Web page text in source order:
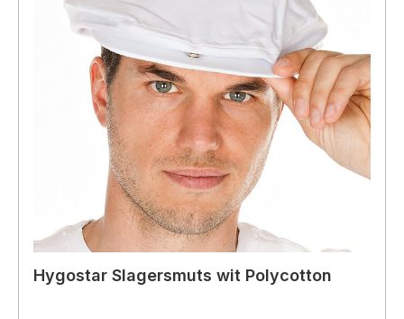
Hygostar Slagersmuts wit Polycotton